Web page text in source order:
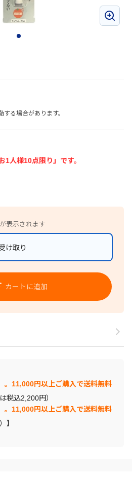
る場合があります。
1人様10点限り」です。
表示されます
け取り
カートに追加
。11,000円以上ご購入で送料無料
税込2,200円）
。11,000円以上ご購入で送料無料
】